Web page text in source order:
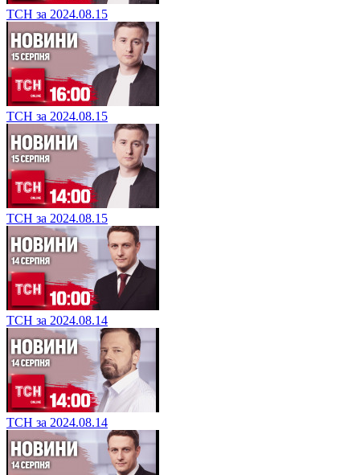
ТСН за 2024.08.15
ТСН за 2024.08.15
ТСН за 2024.08.15
ТСН за 2024.08.14
ТСН за 2024.08.14